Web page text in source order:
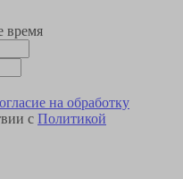
время
на обработку
с Политикой